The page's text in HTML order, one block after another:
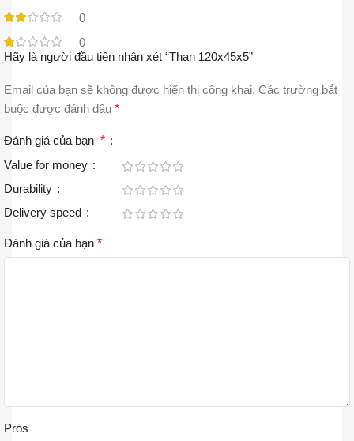
0
0
Hãy là người đầu tiên nhận xét “Than 120x45x5”
Email của bạn sẽ không được hiển thị công khai. Các trường bắt
buộc được đánh dấu *
Đánh giá của bạn *
Value for money
Durability
Delivery speed
Đánh giá của bạn *
Pros